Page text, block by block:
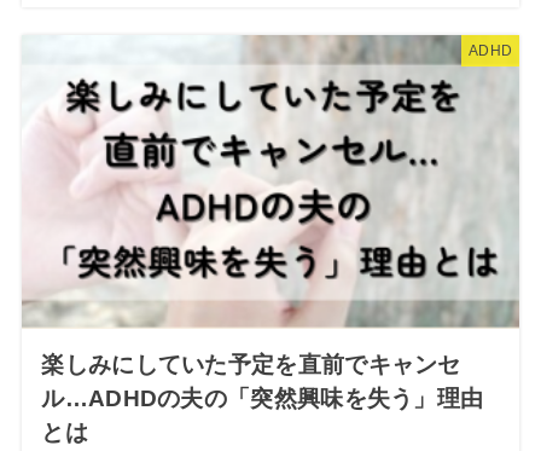
ADHD
楽しみにしていた予定を直前でキャンセ
ル…ADHDの夫の「突然興味を失う」理由
とは